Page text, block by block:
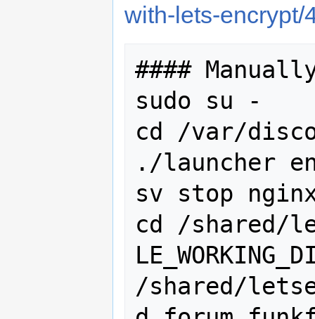
with-lets-encrypt/
####
sudo su -
cd /var/
./launcher
sv stop
cd /shared/
/shared/